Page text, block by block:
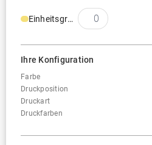
Einheitsgröße
Ihre Konfiguration
Farbe
Druckposition
Druckart
Druckfarben